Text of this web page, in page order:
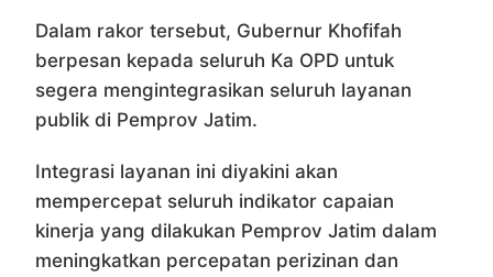
Dalam rakor tersebut, Gubernur Khofifah
berpesan kepada seluruh Ka OPD untuk
segera mengintegrasikan seluruh layanan
publik di Pemprov Jatim.
Integrasi layanan ini diyakini akan
mempercepat seluruh indikator capaian
kinerja yang dilakukan Pemprov Jatim dalam
meningkatkan percepatan perizinan dan